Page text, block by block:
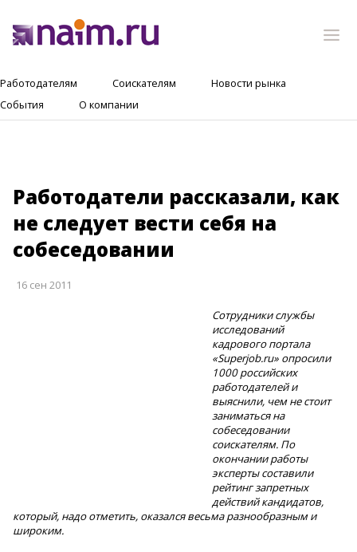
Работодателям Соискателям
Новости рынка
События
О компании
Работодатели рассказали, как
не следует вести себя на
собеседовании
16 сен 2011
Сотрудники службы
исследований
кадрового портала
«Superjob.ru» опросили
1000 российских
работодателей и
выяснили, чем не стоит
заниматься на
собеседовании
соискателям. По
окончании работы
эксперты составили
рейтинг запретных
действий кандидатов,
который, надо отметить, оказался весьма разнообразным и
широким.